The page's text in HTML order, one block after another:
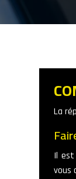
La
Il est
vous